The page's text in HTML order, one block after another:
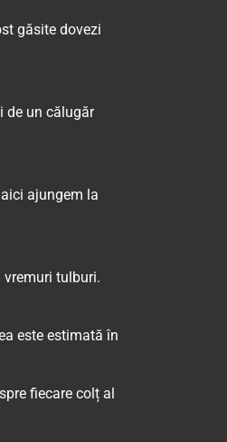
găsite dovezi
de un călugăr
ajungem la
tulburi.
este estimată în
fiecare colț al